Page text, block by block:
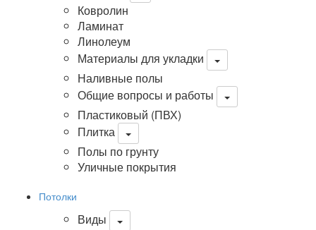
Ковролин
Ламинат
Линолеум
Материалы для укладки
Наливные полы
Общие вопросы и работы
Пластиковый (ПВХ)
Плитка
Полы по грунту
Уличные покрытия
Потолки
Виды